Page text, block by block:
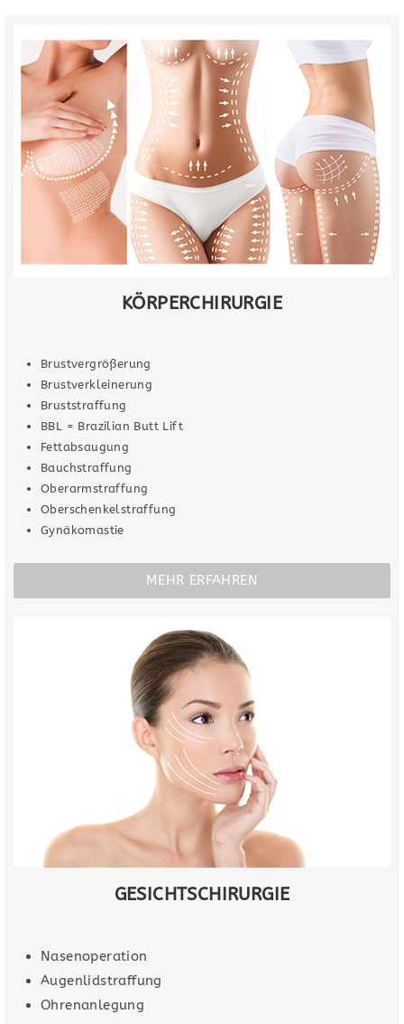
KÖRPERCHIRURGIE
Brustvergrößerung
Brustverkleinerung
Bruststraffung
BBL = Brazilian Butt Lift
Fettabsaugung
Bauchstraffung
Oberarmstraffung
Oberschenkelstraffung
Gynäkomastie
MEHR ERFAHREN
GESICHTSCHIRURGIE
Nasenoperation
Augenlidstraffung
Ohrenanlegung